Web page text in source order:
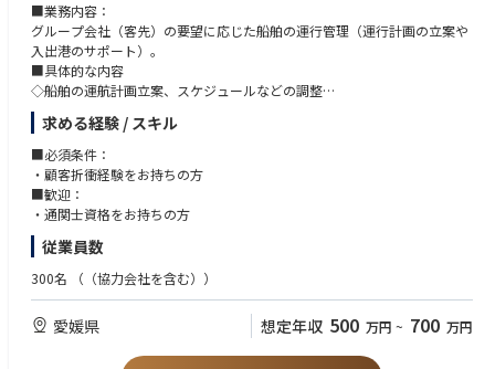
様々な変化にも素早く反応・判断し、原料調達量や製品販売量を調整しな
ければならない難しさがある一方で、国内外の取引先との取引金額も大き
く、取引先と良好な関係を築き商談を成功させたときはやりがいを感じま
す。
----------------------------------------------------------------------------------------------------
--------------------
【魅力情報】
①脱炭素社会や持続可能な開発目標(SDGs)の実現のためには、資源循環は
欠かせません。金属事業カンパニーでは銅製錬所等生産現場の機能を活か
して資源循環を推進しています。そのためには安定的な原料の集荷とリサ
イクル原料から生産された製品の安定的な販売は不可欠です。原料集荷、
製品販売は社会的意義の高い業務です。
②原料調達、製品販売ともに主な取引相手先は海外になりますが、その競
争は年々厳しさを増しています。チームとして相手先と粘り強く交渉した
結果としての成約は当社生産現場の操業の安定に寄与、増収につながり仕
■業務内容：
グループ会社（客先）の要望に応じた船舶の運行管理（運行計画の立案や
入出港のサポート）。
■具体的な内容
◇船舶の運航計画立案、スケジュールなどの調整
◇船舶の運航状況の確認、管理業務
・船の運航スケジュール管理。着岸、離岸の手配、急な雨などのスケジ
ュール変更、事故処理が主業務。当該社の船のみならず、グループ会社全
体の船の管理を実施。
■管理する船：
◇タグボート…船舶や水上構造物を押したり引いたりする船
国内船３隻、海外船5隻、その他今治造船グループの船を管理していただ
きます。
求める経験 / スキル
■必須条件：
・顧客折衝経験をお持ちの方
■歓迎：
・通関士資格をお持ちの方
従業員数
300名 （（協力会社を含む））
愛媛県 想定年収 500 万円 ~ 700 万円